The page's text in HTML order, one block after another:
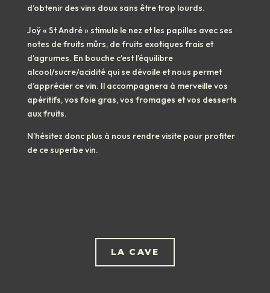
d’obtenir des vins doux sans être trop lourds.
Joÿ « St André » stimule le nez et les papilles avec ses
notes de fruits mûrs, de fruits exotiques frais et
d’agrumes. En bouche c’est l’équilibre
alcool/sucre/acidité qui se dévoile et nous permet
d’apprécier ce vin. Il accompagnera à merveille vos
apéritifs, vos foie gras, vos fromages et vos desserts
aux fruits.
N’hésitez donc plus à nous rendre visite pour profiter
de ce superbe vin.
LA CAVE